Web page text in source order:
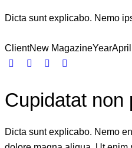
Dicta sunt explicabo. Nemo
ClientNew MagazineYear
Cupidatat non
Dicta sunt explicabo. Nemo